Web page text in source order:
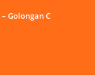
Golongan C